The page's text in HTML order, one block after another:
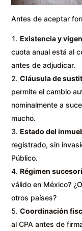
Antes de aceptar
Existencia y
cuota anual está al
antes de adjudicar.
Cláusula de
permite el cambio
nominalmente a
mucho.
Estado del
registrado, sin
Público.
Régimen
válido en México?
otros países?
Coordinación
al CPA antes de